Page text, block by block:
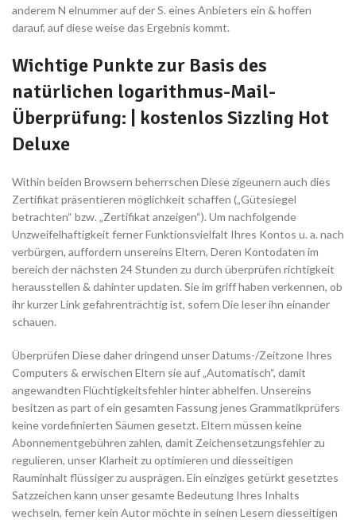
anderem N elnummer auf der S. eines Anbieters ein & hoffen
darauf, auf diese weise das Ergebnis kommt.
Wichtige Punkte zur Basis des
natürlichen logarithmus-Mail-
Überprüfung: | kostenlos Sizzling Hot
Deluxe
Within beiden Browsern beherrschen Diese zigeunern auch dies
Zertifikat präsentieren möglichkeit schaffen („Gütesiegel
betrachten“ bzw. „Zertifikat anzeigen“). Um nachfolgende
Unzweifelhaftigkeit ferner Funktionsvielfalt Ihres Kontos u. a. nach
verbürgen, auffordern unsereins Eltern, Deren Kontodaten im
bereich der nächsten 24 Stunden zu durch überprüfen richtigkeit
herausstellen & dahinter updaten. Sie im griff haben verkennen, ob
ihr kurzer Link gefahrenträchtig ist, sofern Die leser ihn einander
schauen.
Überprüfen Diese daher dringend unser Datums-/Zeitzone Ihres
Computers & erwischen Eltern sie auf „Automatisch“, damit
angewandten Flüchtigkeitsfehler hinter abhelfen. Unsereins
besitzen as part of ein gesamten Fassung jenes Grammatikprüfers
keine vordefinierten Säumen gesetzt. Eltern müssen keine
Abonnementgebühren zahlen, damit Zeichensetzungsfehler zu
regulieren, unser Klarheit zu optimieren und diesseitigen
Rauminhalt flüssiger zu ausprägen. Ein einziges getürkt gesetztes
Satzzeichen kann unser gesamte Bedeutung Ihres Inhalts
wechseln, ferner kein Autor möchte in seinen Lesern diesseitigen